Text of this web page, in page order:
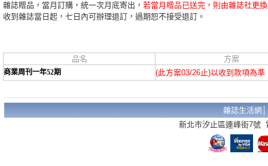
雜誌贈品，當月訂購，統一次月底寄出， 若當月贈品已送完，則由雜誌社更
收到雜誌當日起，七日內可辦理退訂，過期恕不接受退訂。
品名 方案
商業周刊一年52期 (此方案03/26止)以收到款項為準
雜誌生活網
新北市汐止區連峰街7號